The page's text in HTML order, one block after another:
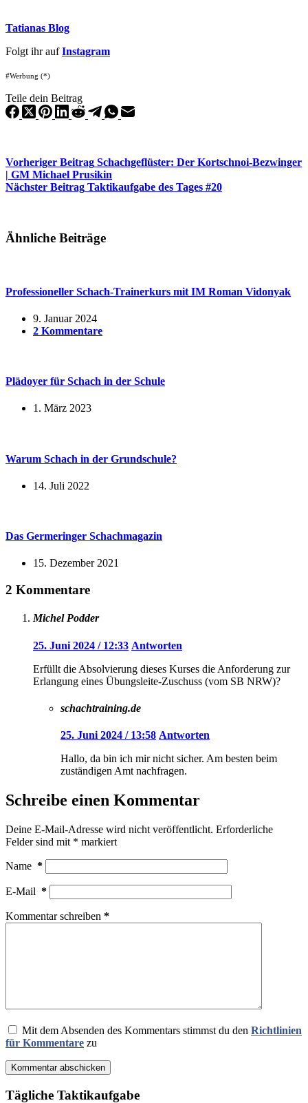
Tatianas Blog
Folgt ihr aufInstagram
#Werbung (*)
Teile dein Beitrag
Vorheriger Beitrag Schachgeflüster: Der Kortschnoi-Bezwinger
| GM Michael Prusikin
Nächster Beitrag Taktikaufgabe des Tages #20
Ähnliche Beiträge
Professioneller Schach-Trainerkurs mit IM Roman Vidonyak
9. Januar 2024
2 Kommentare
Plädoyer für Schach in der Schule
1. März 2023
Warum Schach in der Grundschule?
14. Juli 2022
Das Germeringer Schachmagazin
15. Dezember 2021
2 Kommentare
Michel Podder
25. Juni 2024 / 12:33 Antworten
Erfüllt die Absolvierung dieses Kurses die Anforderung zur
Erlangung eines Übungsleite-Zuschuss (vom SB NRW)?
schachtraining.de
25. Juni 2024 / 13:58 Antworten
Hallo, da bin ich mir nicht sicher. Am besten beim
zuständigen Amt nachfragen.
Schreibe einen Kommentar
Deine E-Mail-Adresse wird nicht veröffentlicht. Erforderliche
Felder sind mit * markiert
Name *
E-Mail *
Kommentar schreiben *
Mit dem Absenden des Kommentars stimmst du den Richtlinien
für Kommentare zu
Kommentar abschicken
Tägliche Taktikaufgabe